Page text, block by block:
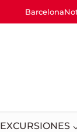
EXCURSIONES